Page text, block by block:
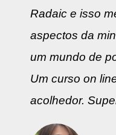
Radaic e isso
aspectos da
um mundo de
Um curso on
acolhedor.